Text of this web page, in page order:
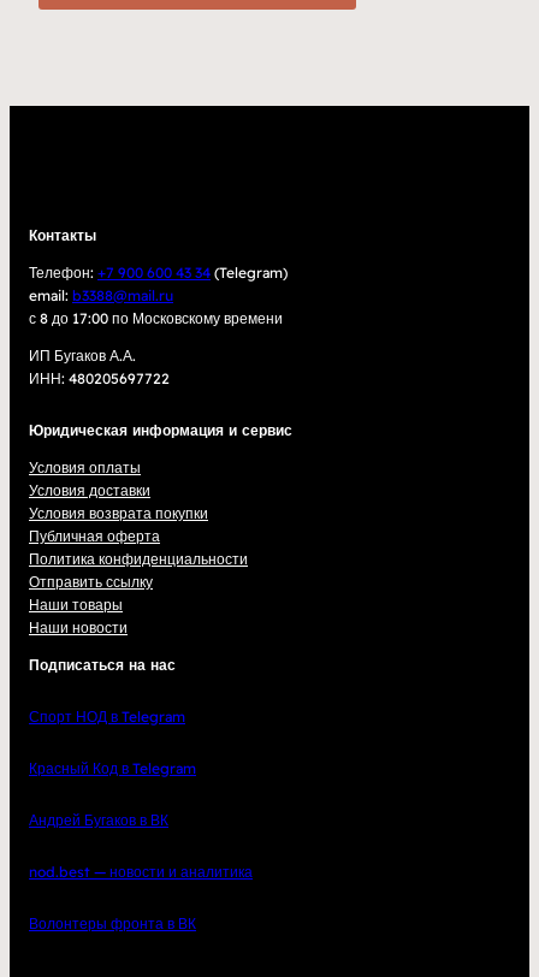
Контакты
Телефон: +7 900 600 43 34 (Telegram)
email: b3388@mail.ru
с 8 до 17:00 по Московскому времени
ИП Бугаков А.А.
ИНН: 480205697722
Юридическая информация и сервис
Условия оплаты
Условия доставки
Условия возврата покупки
Публичная оферта
Политика конфиденциальности
Отправить ссылку
Наши товары
Наши новости
Подписаться на нас
Спорт НОД в Telegram
Красный Код в Telegram
Андрей Бугаков в ВК
nod.best — новости и аналитика
Волонтеры фронта в ВК